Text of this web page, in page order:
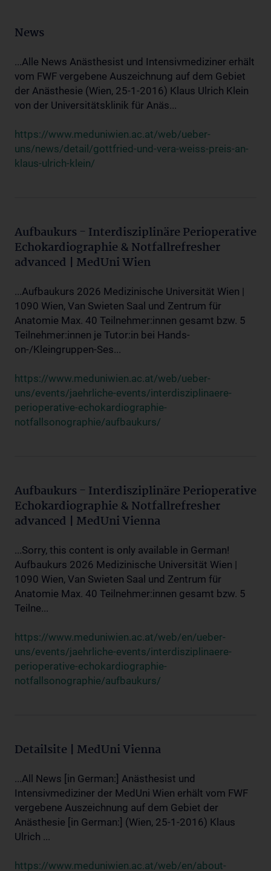
News
...Alle News Anästhesist und Intensivmediziner erhält
vom FWF vergebene Auszeichnung auf dem Gebiet
der Anästhesie (Wien, 25-1-2016) Klaus Ulrich Klein
von der Universitätsklinik für Anäs...
https://www.meduniwien.ac.at/web/ueber-
uns/news/detail/gottfried-und-vera-weiss-preis-an-
klaus-ulrich-klein/
Aufbaukurs - Interdisziplinäre Perioperative
Echokardiographie & Notfallrefresher
advanced | MedUni Wien
...Aufbaukurs 2026 Medizinische Universität Wien |
1090 Wien, Van Swieten Saal und Zentrum für
Anatomie Max. 40 Teilnehmer:innen gesamt bzw. 5
Teilnehmer:innen je Tutor:in bei Hands-
on-/Kleingruppen-Ses...
https://www.meduniwien.ac.at/web/ueber-
uns/events/jaehrliche-events/interdisziplinaere-
perioperative-echokardiographie-
notfallsonographie/aufbaukurs/
Aufbaukurs - Interdisziplinäre Perioperative
Echokardiographie & Notfallrefresher
advanced | MedUni Vienna
...Sorry, this content is only available in German!
Aufbaukurs 2026 Medizinische Universität Wien |
1090 Wien, Van Swieten Saal und Zentrum für
Anatomie Max. 40 Teilnehmer:innen gesamt bzw. 5
Teilne...
https://www.meduniwien.ac.at/web/en/ueber-
uns/events/jaehrliche-events/interdisziplinaere-
perioperative-echokardiographie-
notfallsonographie/aufbaukurs/
Detailsite | MedUni Vienna
...All News [in German:] Anästhesist und
Intensivmediziner der MedUni Wien erhält vom FWF
vergebene Auszeichnung auf dem Gebiet der
Anästhesie [in German:] (Wien, 25-1-2016) Klaus
Ulrich ...
https://www.meduniwien.ac.at/web/en/about-